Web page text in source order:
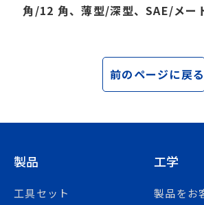
角/12 角、薄型/深型、SAE/メー
前のページに戻る
製品
工具セット
工学
製品をお